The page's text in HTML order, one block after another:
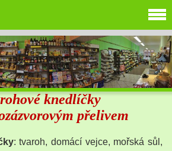
knedlíčky
přelivem
: tvaroh, domácí vejce, mořská sůl,